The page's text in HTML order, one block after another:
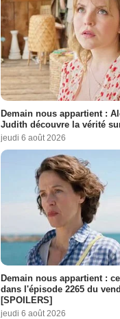
Demain nous appartient :
Judith découvre la vérité
jeudi 6 août 2026
Demain nous appartient :
dans l'épisode 2265 du
[SPOILERS]
jeudi 6 août 2026